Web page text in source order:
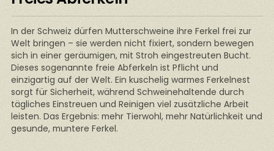
In der Schweiz dürfen Mutterschweine ihre Ferkel frei zur
Welt bringen – sie werden nicht fixiert, sondern bewegen
sich in einer geräumigen, mit Stroh eingestreuten Bucht.
Dieses sogenannte freie Abferkeln ist Pflicht und
einzigartig auf der Welt. Ein kuschelig warmes Ferkelnest
sorgt für Sicherheit, während Schweinehaltende durch
tägliches Einstreuen und Reinigen viel zusätzliche Arbeit
leisten. Das Ergebnis: mehr Tierwohl, mehr Natürlichkeit und
gesunde, muntere Ferkel.